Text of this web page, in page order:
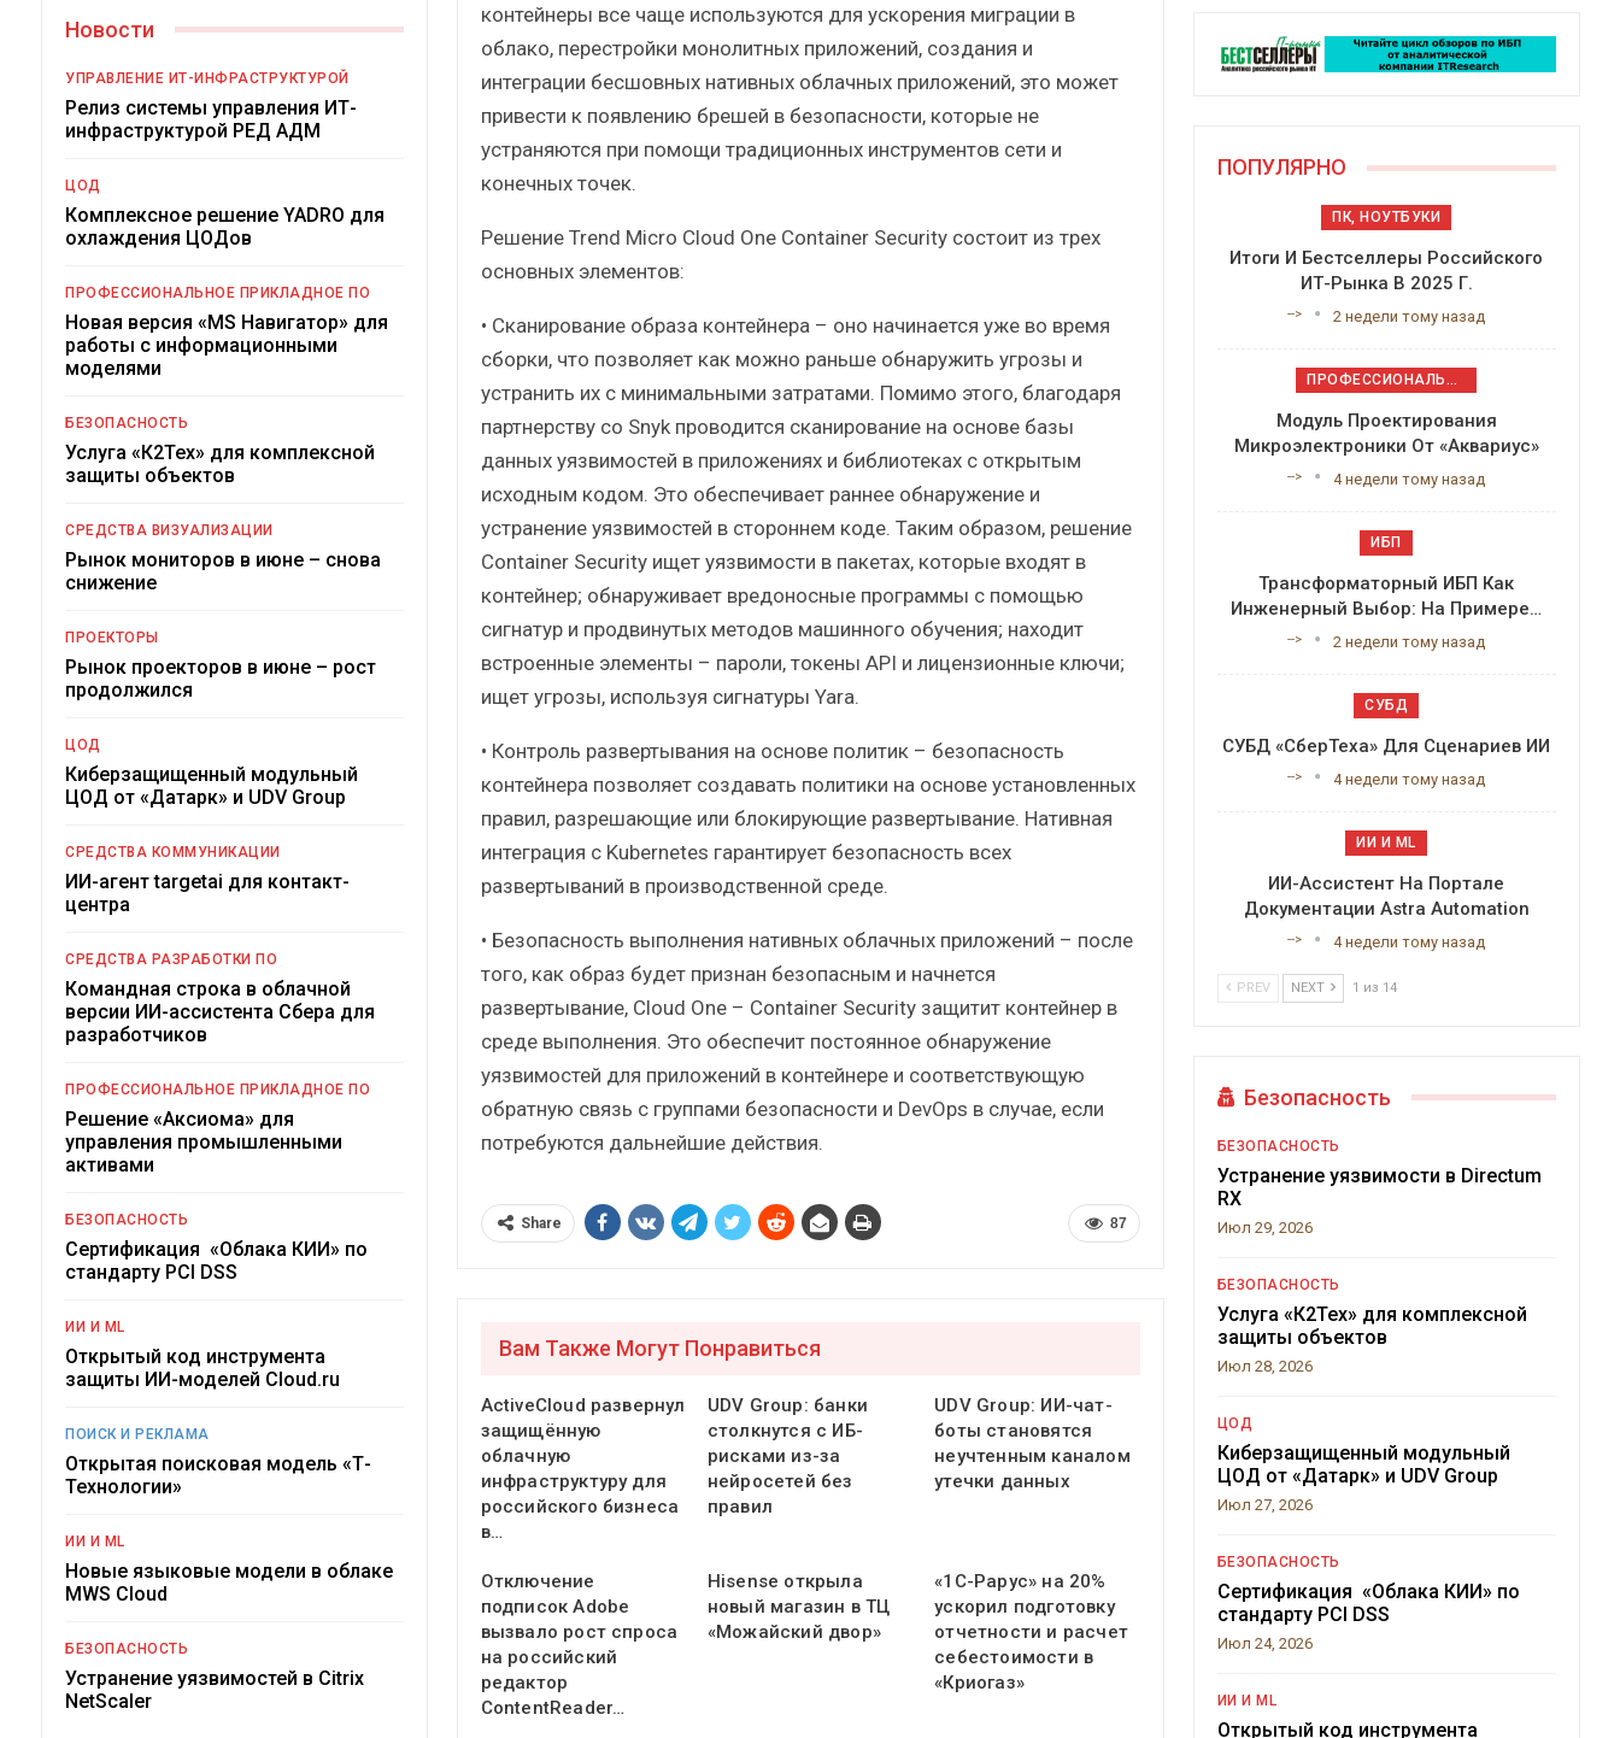
контейнеры все чаще используются для ускорения миграции в
облако, перестройки монолитных приложений, создания и
интеграции бесшовных нативных облачных приложений, это может
привести к появлению брешей в безопасности, которые не
устраняются при помощи традиционных инструментов сети и
конечных точек.
Решение Trend Micro Cloud One Container Security состоит из трех
основных элементов:
• Сканирование образа контейнера – оно начинается уже во время
сборки, что позволяет как можно раньше обнаружить угрозы и
устранить их с минимальными затратами. Помимо этого, благодаря
партнерству со Snyk проводится сканирование на основе базы
данных уязвимостей в приложениях и библиотеках с открытым
исходным кодом. Это обеспечивает раннее обнаружение и
устранение уязвимостей в стороннем коде. Таким образом, решение
Container Security ищет уязвимости в пакетах, которые входят в
контейнер; обнаруживает вредоносные программы с помощью
сигнатур и продвинутых методов машинного обучения; находит
встроенные элементы – пароли, токены API и лицензионные ключи;
ищет угрозы, используя сигнатуры Yara.
• Контроль развертывания на основе политик – безопасность
контейнера позволяет создавать политики на основе установленных
правил, разрешающие или блокирующие развертывание. Нативная
интеграция с Kubernetes гарантирует безопасность всех
развертываний в производственной среде.
• Безопасность выполнения нативных облачных приложений – после
того, как образ будет признан безопасным и начнется
развертывание, Cloud One – Container Security защитит контейнер в
среде выполнения. Это обеспечит постоянное обнаружение
уязвимостей для приложений в контейнере и соответствующую
обратную связь с группами безопасности и DevOps в случае, если
потребуются дальнейшие действия.
87
Share
Вам Также Могут Понравиться
ActiveCloud развернул
защищённую
облачную
инфраструктуру для
российского бизнеса
в…
UDV Group: банки
столкнутся с ИБ-
рисками из-за
нейросетей без
правил
UDV Group: ИИ-чат-
боты становятся
неучтенным каналом
утечки данных
Отключение
подписок Adobe
вызвало рост спроса
на российский
редактор
ContentReader…
Hisense открыла
новый магазин в ТЦ
«Можайский двор»
«1С-Рарус» на 20%
ускорил подготовку
отчетности и расчет
себестоимости в
«Криогаз»
Новости
УПРАВЛЕНИЕ ИТ-ИНФРАСТРУКТУРОЙ
Релиз системы управления ИТ-
инфраструктурой РЕД АДМ
ЦОД
Комплексное решение YADRO для
охлаждения ЦОДов
ПРОФЕССИОНАЛЬНОЕ ПРИКЛАДНОЕ ПО
Новая версия «MS Навигатор» для
работы с информационными
моделями
БЕЗОПАСНОСТЬ
Услуга «К2Тех» для комплексной
защиты объектов
СРЕДСТВА ВИЗУАЛИЗАЦИИ
Рынок мониторов в июне – снова
снижение
ПРОЕКТОРЫ
Рынок проекторов в июне – рост
продолжился
ЦОД
Киберзащищенный модульный
ЦОД от «Датарк» и UDV Group
СРЕДСТВА КОММУНИКАЦИИ
ИИ-агент targetai для контакт-
центра
СРЕДСТВА РАЗРАБОТКИ ПО
Командная строка в облачной
версии ИИ-ассистента Сбера для
разработчиков
ПРОФЕССИОНАЛЬНОЕ ПРИКЛАДНОЕ ПО
Решение «Аксиома» для
управления промышленными
активами
БЕЗОПАСНОСТЬ
Сертификация «Облака КИИ» по
стандарту PCI DSS
ИИ И ML
Открытый код инструмента
защиты ИИ-моделей Cloud.ru
ПОИСК И РЕКЛАМА
Открытая поисковая модель «Т-
Технологии»
ИИ И ML
Новые языковые модели в облаке
MWS Cloud
БЕЗОПАСНОСТЬ
Устранение уязвимостей в Citrix
NetScaler
ПОПУЛЯРНО
ПК, НОУТБУКИ
Итоги И Бестселлеры Российского
ИТ-Рынка В 2025 Г.
--> 2 недели тому назад
ПРОФЕССИОНАЛЬНОЕ ПРИКЛАДНОЕ ПО
Модуль Проектирования
Микроэлектроники От «Аквариус»
--> 4 недели тому назад
ИБП
Трансформаторный ИБП Как
Инженерный Выбор: На Примере…
--> 2 недели тому назад
СУБД
СУБД «СберТеха» Для Сценариев ИИ
--> 4 недели тому назад
ИИ И ML
ИИ-Ассистент На Портале
Документации Astra Automation
--> 4 недели тому назад
PREV NEXT 1 из 14
Безопасность
БЕЗОПАСНОСТЬ
Устранение уязвимости в Directum
RX
Июл 29, 2026
БЕЗОПАСНОСТЬ
Услуга «К2Тех» для комплексной
защиты объектов
Июл 28, 2026
ЦОД
Киберзащищенный модульный
ЦОД от «Датарк» и UDV Group
Июл 27, 2026
БЕЗОПАСНОСТЬ
Сертификация «Облака КИИ» по
стандарту PCI DSS
Июл 24, 2026
ИИ И ML
Открытый код инструмента